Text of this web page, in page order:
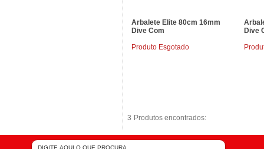
Produtos encontrados:
3
Arbalete Elite 80cm 16mm
Dive Com
Produto Esgotado
Dive
Produtos encontrados:
3